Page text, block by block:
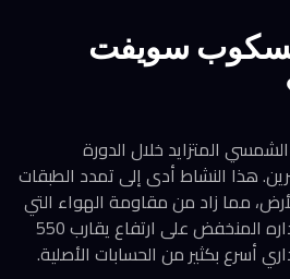
سويفت
المتزايد خلال الدورة
هذا النشاط أدى إلى تمدد الطبقات
مما زاد من مقاومة الهواء التي
يواجهها التلسكوب في مداره المنخفض على ارتفاع يقارب 550
أسرع بكثير من الحسابات الأصلية.